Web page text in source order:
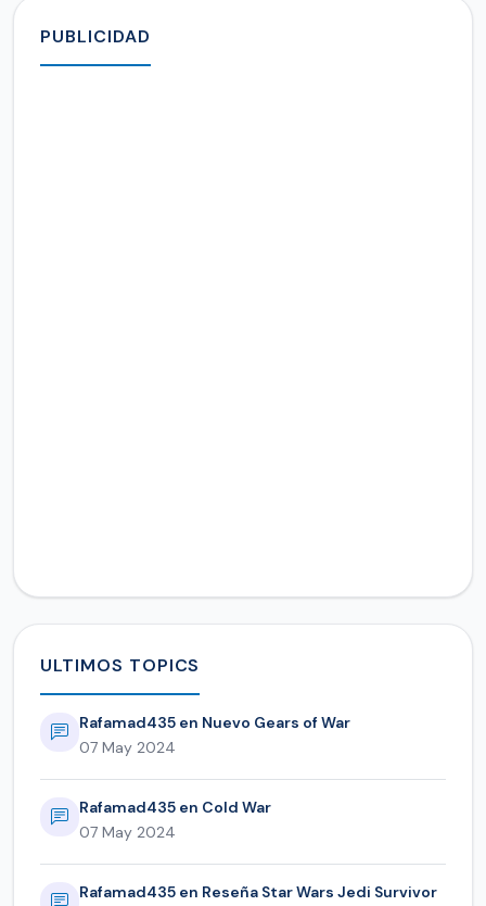
PUBLICIDAD
ULTIMOS TOPICS
Rafamad435 en Nuevo Gears of War
07 May 2024
Rafamad435 en Cold War
07 May 2024
Rafamad435 en Reseña Star Wars Jedi Survivor